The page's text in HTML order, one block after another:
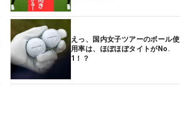
えっ、国内女子ツアーのボール使
用率は、ほぼほぼタイトがNo.
1！？